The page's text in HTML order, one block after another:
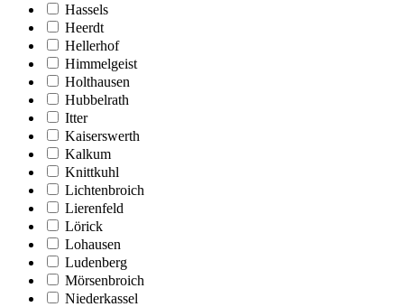
Hassels
Heerdt
Hellerhof
Himmelgeist
Holthausen
Hubbelrath
Itter
Kaiserswerth
Kalkum
Knittkuhl
Lichtenbroich
Lierenfeld
Lörick
Lohausen
Ludenberg
Mörsenbroich
Niederkassel